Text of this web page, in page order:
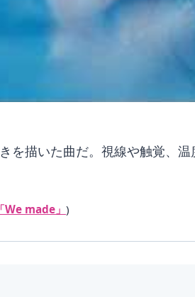
を描いた曲だ。視線や触覚、
made」 )